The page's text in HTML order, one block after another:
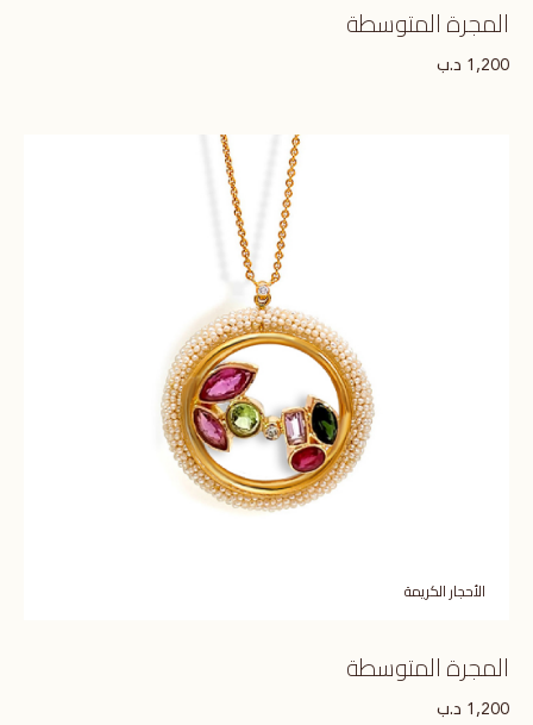
المجرة المتوسطة
1,200 د.ب
الأحجار الكريمة
المجرة المتوسطة
1,200 د.ب